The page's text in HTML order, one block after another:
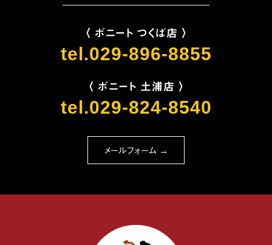
〈 ボニート つくば店 〉
tel.029-896-8855
〈 ボニート 土浦店 〉
tel.029-824-8540
メールフォーム →